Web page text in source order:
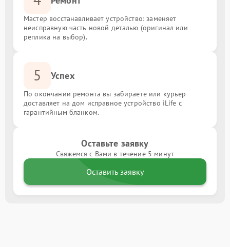
Мастер восстанавливает устройство: заменяет
неисправную часть новой деталью (оригинал или
реплика на выбор).
5 Успех
По окончании ремонта вы забираете или курьер
доставляет на дом исправное устройство iLife с
гарантийным бланком.
Оставьте заявку
Свяжемся с Вами в течение 5 минут
Оставить заявку